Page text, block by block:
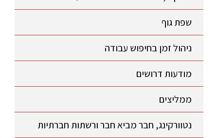
שפת גוף
ניהול זמן בחיפוש עבודה
מודעות דרושים
ממליצים
נטוורקינג, חבר מביא חבר ורשתות חברתיות